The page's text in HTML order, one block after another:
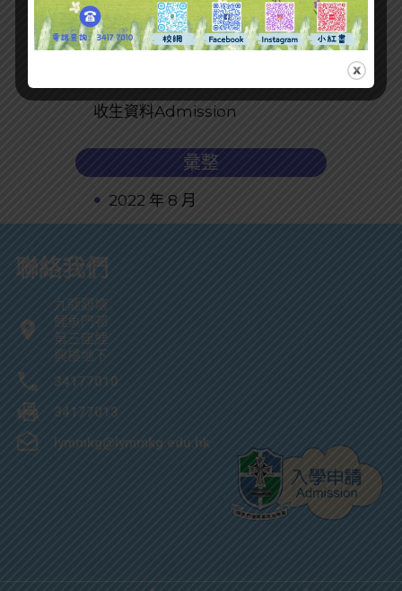
收生資料Admission
彙整
2022 年 8 月
聯絡我們
九龍觀塘
鯉魚門邨
第三座鯉
興樓地下
34177010
34177013
lymmkg@lymmkg.edu.hk